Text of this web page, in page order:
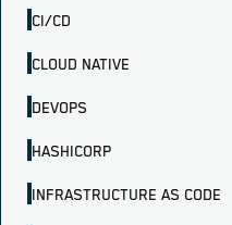
CI/CD
CLOUD NATIVE
DEVOPS
HASHICORP
INFRASTRUCTURE AS CODE